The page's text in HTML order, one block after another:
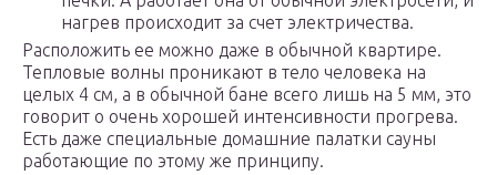
нагрев происходит за счет электричества.
Расположить ее можно даже в обычной квартире.
Тепловые волны проникают в тело человека на
целых 4 см, а в обычной бане всего лишь на 5 мм, это
говорит о очень хорошей интенсивности прогрева.
Есть даже специальные домашние палатки сауны
работающие по этому же принципу.